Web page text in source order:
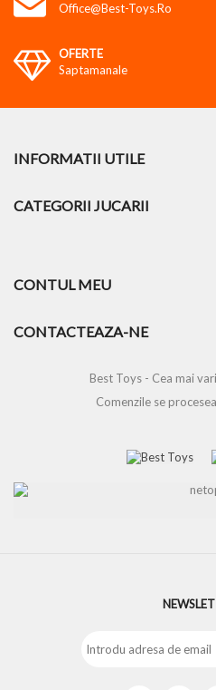
Office@best-Toys.ro
OFERTE
Saptamanale
INFORMATII UTILE
CATEGORII JUCARII
CONTUL MEU
CONTACTEAZA-NE
Best Toys - Cea mai
Comenzile se